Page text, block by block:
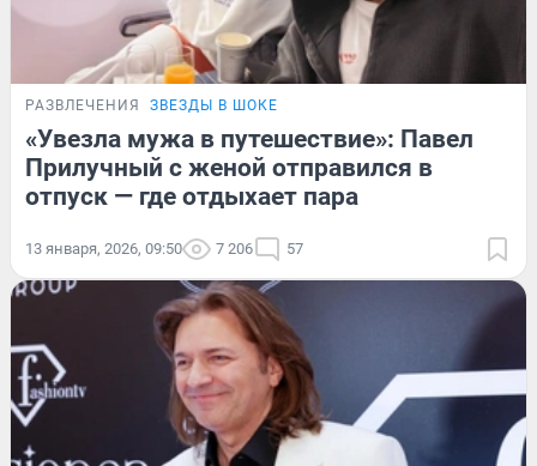
РАЗВЛЕЧЕНИЯ ЗВЕЗДЫ В ШОКЕ
«Увезла мужа в путешествие»: Павел
Прилучный с женой отправился в
отпуск — где отдыхает пара
13 января, 2026, 09:50 7 206 57